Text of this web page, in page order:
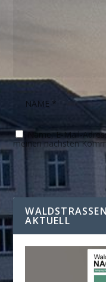
Name, E-Mail-
meinen nächsten
KTUELL